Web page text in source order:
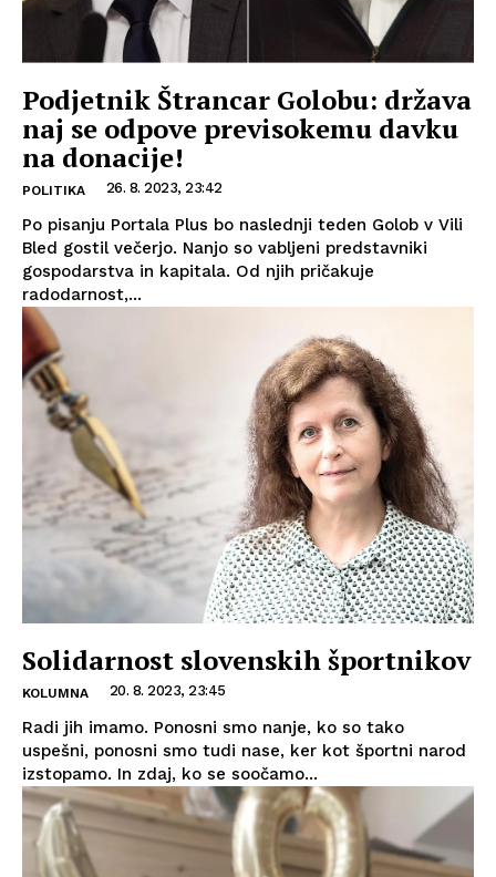
Podjetnik Štrancar Golobu: država
naj se odpove previsokemu davku
na donacije!
POLITIKA 26. 8. 2023, 23:42
Po pisanju Portala Plus bo naslednji teden Golob v Vili
Bled gostil večerjo. Nanjo so vabljeni predstavniki
gospodarstva in kapitala. Od njih pričakuje
radodarnost,...
Solidarnost slovenskih športnikov
KOLUMNA 20. 8. 2023, 23:45
Radi jih imamo. Ponosni smo nanje, ko so tako
uspešni, ponosni smo tudi nase, ker kot športni narod
izstopamo. In zdaj, ko se soočamo...